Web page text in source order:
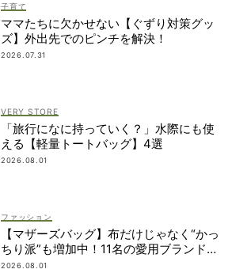
子育て
ママたちに欠かせない【ぐずり対策グッ
ズ】外出先でのピンチを解決！
2026.07.31
VERY STORE
「旅行になに持っていく？」水際にも使
える【軽量トートバッグ】4選
2026.08.01
ファッション
【マザーズバッグ】布だけじゃなく“かっ
ちり派”も増加中！11名の愛用ブランド
は？
2026.08.01